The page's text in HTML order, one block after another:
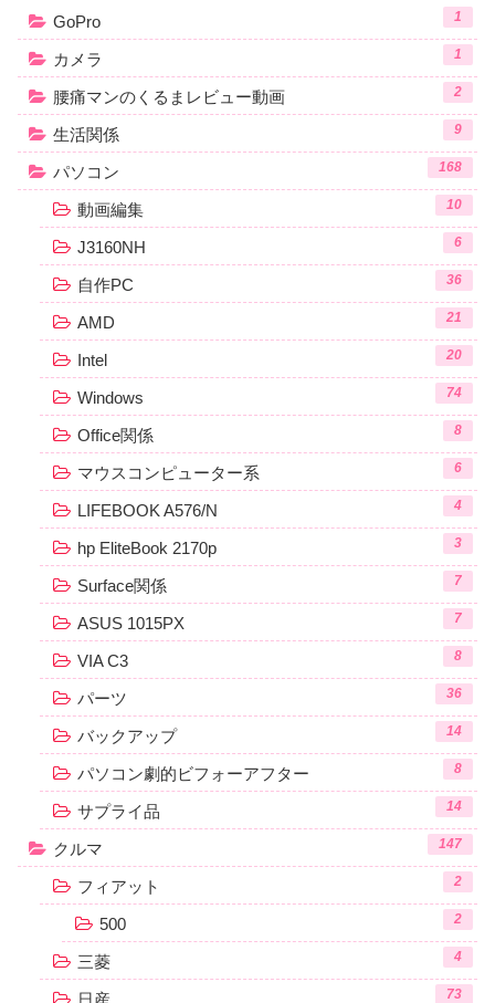
GoPro 1
カメラ 1
腰痛マンのくるまレビュー動画 2
生活関係 9
パソコン 168
動画編集 10
J3160NH 6
自作PC 36
AMD 21
Intel 20
Windows 74
Office関係 8
マウスコンピューター系 6
LIFEBOOK A576/N 4
hp EliteBook 2170p 3
Surface関係 7
ASUS 1015PX 7
VIA C3 8
パーツ 36
バックアップ 14
パソコン劇的ビフォーアフター 8
サプライ品 14
クルマ 147
フィアット 2
500 2
三菱 4
日産 73